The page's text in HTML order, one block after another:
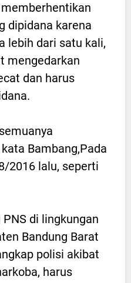
dipidana karena
lebih dari satu kali,
mengedarkan
dan harus
Bambang,Pada
2016 lalu, seperti
di lingkungan
Bandung Barat
polisi akibat
harus